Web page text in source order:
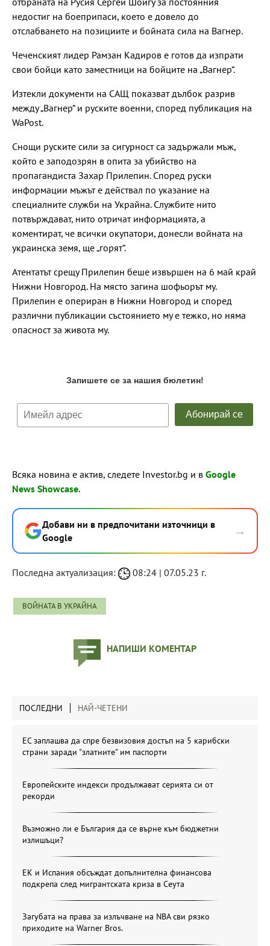
недостиг на боеприпаси, което е довело до
отслабването на позициите и бойната сила на Вагнер.
Чеченският лидер Рамзан Кадиров е готов да изпрати
свои бойци като заместници на бойците на „Вагнер“.
Изтекли документи на САЩ показват дълбок разрив
между „Вагнер“ и руските военни, според публикация на
WaPost.
Снощи руските сили за сигурност са задържали мъж,
който е заподозрян в опита за убийство на
пропагандиста Захар Прилепин. Според руски
информации мъжът е действал по указание на
специалните служби на Украйна. Службите нито
потвърждават, нито отричат информацията, а
коментират, че всички окупатори, донесли войната на
украинска земя, ще „горят“.
Атентатът срещу Прилепин беше извършен на 6 май край
Нижни Новгород. На място загина шофьорът му.
Прилепин е опериран в Нижни Новгород и според
различни публикации състоянието му е тежко, но няма
опасност за живота му.
Всяка новина е актив, следете Investor.bg и в Google
News Showcase.
Добави ни в предпочитани източници в
Google
→
Последна актуализация: 08:24 | 07.05.23 г.
ВОЙНАТА В УКРАЙНА
НАПИШИ КОМЕНТАР
ПОСЛЕДНИ НАЙ-ЧЕТЕНИ
ЕС заплашва да спре безвизовия достъп на 5 карибски
страни заради "златните" им паспорти
Европейските индекси продължават серията си от
рекорди
Възможно ли е България да се върне към бюджетни
излишъци?
ЕК и Испания обсъждат допълнителна финансова
подкрепа след мигрантската криза в Сеута
Загубата на права за излъчване на NBA сви рязко
приходите на Warner Bros.